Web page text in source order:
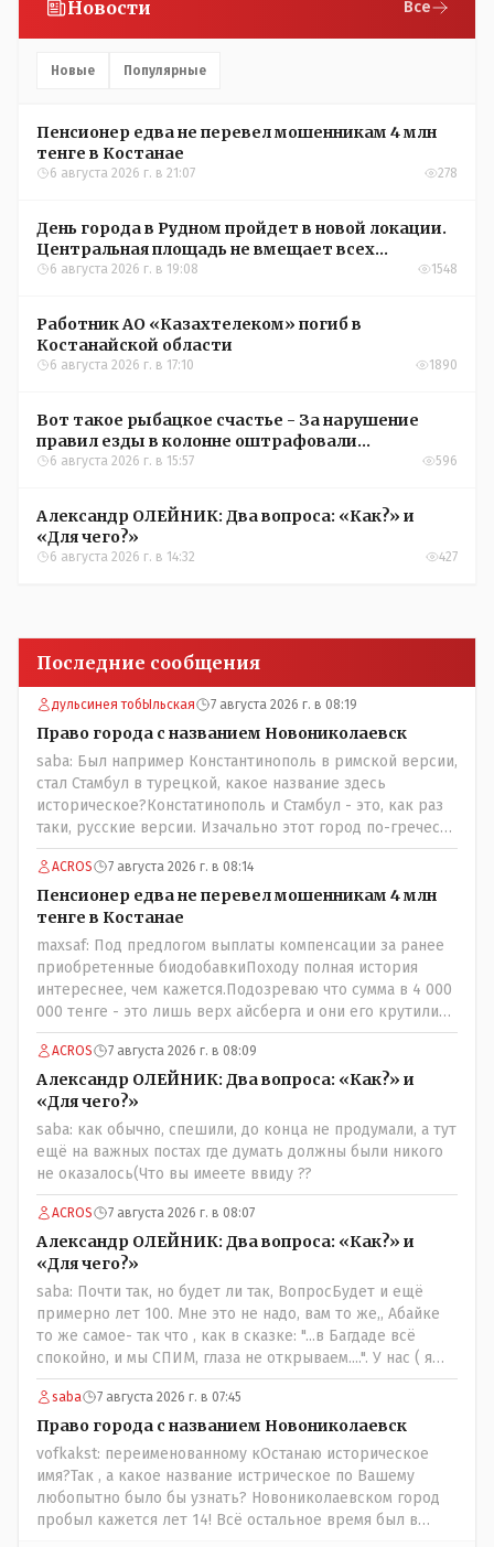
Новости Все
Новые Популярные
Пенсионер едва не перевел мошенникам 4 млн
тенге в Костанае
6 августа 2026 г. в 21:07 278
День города в Рудном пройдет в новой локации.
Центральная площадь не вмещает всех
желающих
6 августа 2026 г. в 19:08 1548
Работник АО «Казахтелеком» погиб в
Костанайской области
6 августа 2026 г. в 17:10 1890
Вот такое рыбацкое счастье - За нарушение
правил езды в колонне оштрафовали
участников соревнований в Аркалыке
6 августа 2026 г. в 15:57 596
Александр ОЛЕЙНИК: Два вопроса: «Как?» и
«Для чего?»
6 августа 2026 г. в 14:32 427
Последние сообщения
дульсинея тобЫльская 7 августа 2026 г. в 08:19
Право города с названием Новониколаевск
saba: Был например Константинополь в римской версии,
стал Стамбул в турецкой, какое название здесь
историческое?Констатинополь и Стамбул - это, как раз
таки, русские версии. Изачально этот город по-гречески
назывался Бизантиов, а на латыни - Бизантинум. Потом
он стал Константинополисом. Турки до 1930 года
назваали его Константиние. И лишь в 1930 году
переименовали в Истанбул.
ACROS 7 августа 2026 г. в 08:14
Пенсионер едва не перевел мошенникам 4 млн
тенге в Костанае
maxsaf: Под предлогом выплаты компенсации за ранее
приобретенные биодобавкиПоходу полная история
интереснее, чем кажется.Подозреваю что сумма в 4 000
000 тенге - это лишь верх айсберга и они его крутили
по полной за эти биодобавки.
ACROS 7 августа 2026 г. в 08:09
Александр ОЛЕЙНИК: Два вопроса: «Как?» и
«Для чего?»
saba: как обычно, спешили, до конца не продумали, а тут
ещё на важных постах где думать должны были никого
не оказалось(Что вы имеете ввиду ??
ACROS 7 августа 2026 г. в 08:07
Александр ОЛЕЙНИК: Два вопроса: «Как?» и
«Для чего?»
saba: Почти так, но будет ли так, ВопросБудет и ещё
примерно лет 100. Мне это не надо, вам то же,, Абайке
то же самое- так что , как в сказке: "...в Багдаде всё
спокойно, и мы СПИМ, глаза не открываем....". У нас ( я
сужу лично и это моё мнение- может ошибочное, но это
моё личное) менталитет такой - спокойный и
пофигистский, в генах и в крови уважение и почтение к
старшим ( под старшим надо понимать - по возрасту, по
социальному положению, по богатству, по родословной
и так далее) передающиее с молоком матери. Не зря же
принято: - старший род из Младшего Жуза подчиняется
и уважает младший род из Среднего Жуза, и старший
saba 7 августа 2026 г. в 07:45
Право города с названием Новониколаевск
vofkakst: переименованному кОстанаю историческое
имя?Так , а какое название истрическое по Вашему
любопытно было бы узнать? Новониколаевском город
пробыл кажется лет 14! Всё остальное время был в